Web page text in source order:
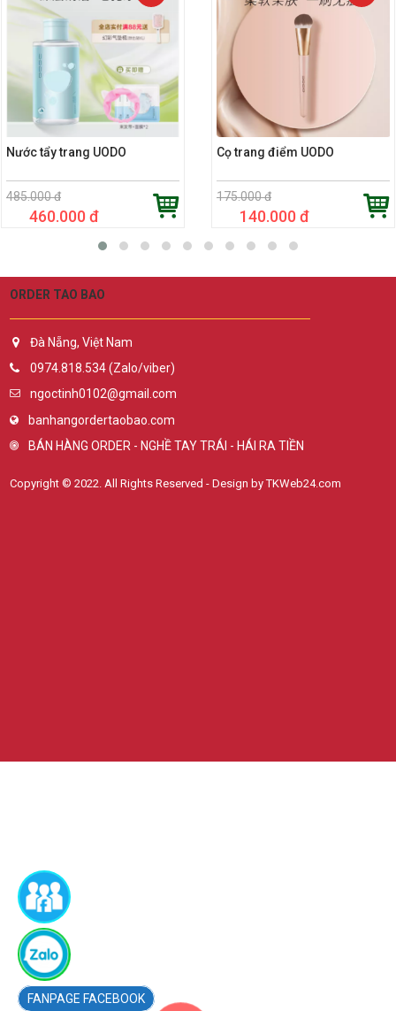
Nước tẩy trang UODO
485.000 đ
460.000 đ
Cọ trang điểm UODO
175.000 đ
140.000 đ
ORDER TAO BAO
Đà Nẵng, Việt Nam
0974.818.534 (Zalo/viber)
ngoctinh0102@gmail.com
banhangordertaobao.com
BÁN HÀNG ORDER - NGHỀ TAY TRÁI - HÁI RA TIỀN
Copyright © 2022. All Rights Reserved - Design by TKWeb24.com
FACEBOOK